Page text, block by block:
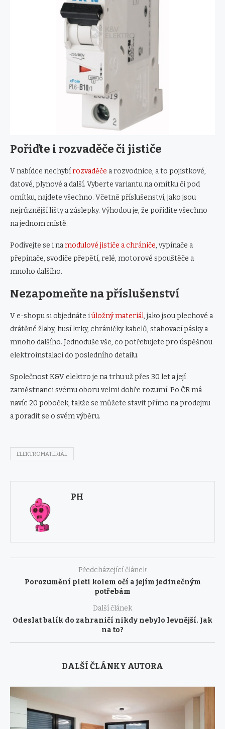
Pořiďte i rozvaděče či jističe
V nabídce nechybírozvaděče a rozvodnice, a to pojistkové,
datové, plynové a další. Vyberte variantu na omítku či pod
omítku, najdete všechno. Včetně příslušenství, jako jsou
nejrůznější lišty a záslepky. Výhodou je, že pořídíte všechno
na jednom místě.
Podívejte se i namodulové jističe a chrániče, vypínače a
přepínače, svodiče přepětí, relé, motorové spouštěče a
mnoho dalšího.
Nezapomeňte na příslušenství
V e-shopu si objednáte iúložný materiál, jako jsou plechové a
drátěné žlaby, husí krky, chráničky kabelů, stahovací pásky a
mnoho dalšího. Jednoduše vše, co potřebujete pro úspěšnou
elektroinstalaci do posledního detailu.
Společnost K&V elektro je na trhu už přes 30 let a její
zaměstnanci svému oboru velmi dobře rozumí. Po ČR má
navíc 20 poboček, takže se můžete stavit přímo na prodejnu
a poradit se o svém výběru.
ELEKTROMATERIÁL
PH
Předcházející článek
Porozumění pleti kolem očí a jejím jedinečným
potřebám
Další článek
Odeslat balík do zahraničí nikdy nebylo levnější. Jak
na to?
DALŠÍ ČLÁNKY AUTORA